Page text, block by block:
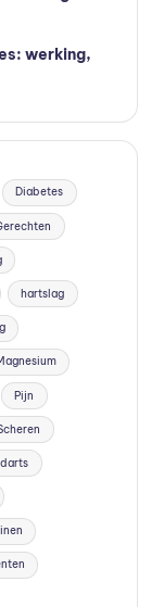
werking,
Diabetes
hartslag
Pijn